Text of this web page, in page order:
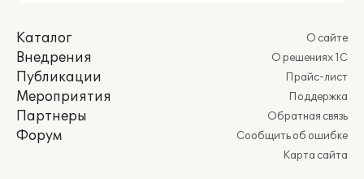
Каталог
Внедрения
Публикации
Мероприятия
Партнеры
Форум
О сайте
О решениях 1С
Прайс-лист
Поддержка
Обратная связь
Сообщить об ошибке
Карта сайта